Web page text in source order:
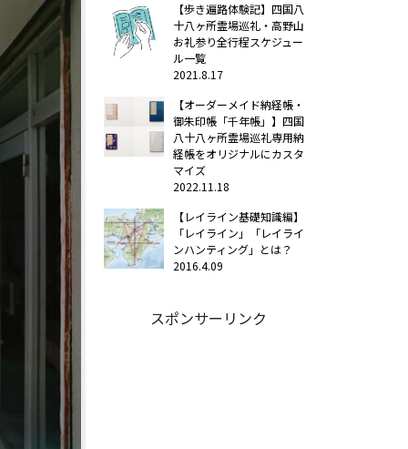
【歩き遍路体験記】四国八
十八ヶ所霊場巡礼・高野山
お礼参り全行程スケジュー
ル一覧
2021.8.17
【オーダーメイド納経帳・
御朱印帳「千年帳」】四国
八十八ヶ所霊場巡礼専用納
経帳をオリジナルにカスタ
マイズ
2022.11.18
【レイライン基礎知識編】
「レイライン」「レイライ
ンハンティング」とは？
2016.4.09
スポンサーリンク